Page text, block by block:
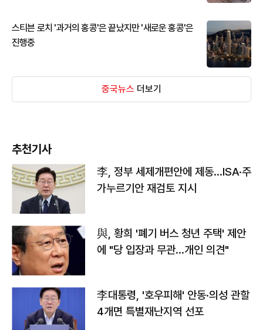
스티븐 로치 '과거의 홍콩'은 끝났지만 '새로운 홍콩'은
진행중
중국뉴스 더보기
추천기사
李, 정부 세제개편안에 제동…ISA·주
가누르기안 재검토 지시
與, 황희 '폐기 버스 청년 주택' 제안
에 "당 입장과 무관…개인 의견"
李대통령, '호우피해' 안동·의성 관할
4개면 특별재난지역 선포